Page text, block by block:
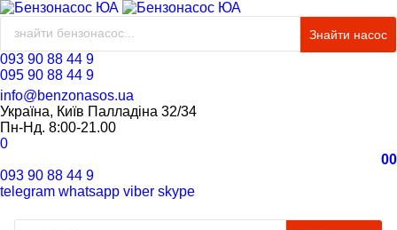
Знайти насос
093 90 88 44 9
095 90 88 44 9
info@benzonasos.ua
Україна, Київ Палладіна 32/34
Пн-Нд. 8:00-21.00
0
00
093 90 88 44 9
telegram whatsapp viber skype